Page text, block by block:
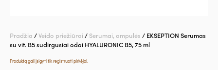
Pradžia /Veido priežiūrai / Serumai, ampulės / EKSEPTION Serumas
su vit. B5 sudirgusiai odai HYALURONIC B5, 75 ml
Produktą gali įsigyti tik registruoti pirkėjai.